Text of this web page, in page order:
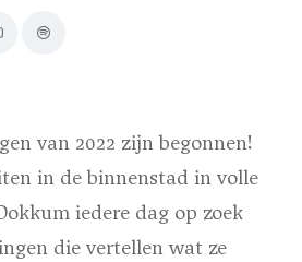
van 2022 zijn begonnen!
in de binnenstad in volle
iedere dag op zoek
die vertellen wat ze